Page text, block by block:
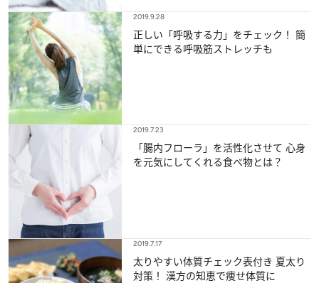
2019.9.28
正しい「呼吸する力」をチェック！ 簡
単にできる呼吸筋ストレッチも
2019.7.23
「腸内フローラ」を活性化させて 心身
を元気にしてくれる食べ物とは？
2019.7.17
太りやすい体質チェック表付き 夏太り
対策！ 漢方の知恵で痩せ体質に